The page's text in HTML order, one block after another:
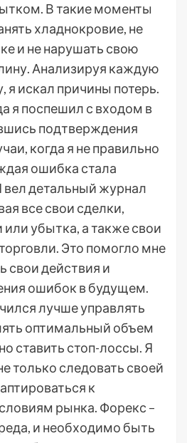
В такие моменты
хладнокровие, не
и не нарушать свою
Анализируя каждую
я искал причины потерь.
я поспешил с входом в
подтверждения
когда я не правильно
ошибка стала
детальный журнал
все свои сделки,
убытка, а также свои
Это помогло мне
свои действия и
ошибок в будущем.
лучше управлять
оптимальный объем
ставить стоп-лоссы. Я
только следовать своей
к
рынка. Форекс –
и необходимо быть